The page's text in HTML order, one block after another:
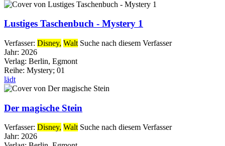
Lustiges Taschenbuch - Mystery 1
Verfasser: Disney, Walt Suche nach diesem Verfasser
Jahr: 2026
Verlag: Berlin, Egmont
Reihe: Mystery; 01
lädt
Der magische Stein
Verfasser: Disney, Walt Suche nach diesem Verfasser
Jahr: 2026